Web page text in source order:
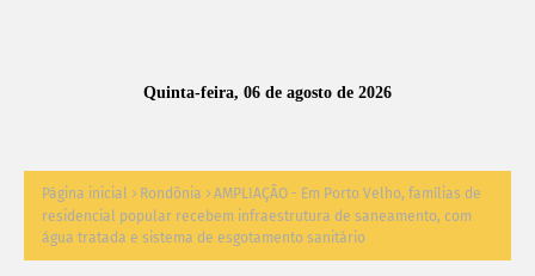
Quinta-feira, 06 de agosto de 2026
Página inicial Rondônia
AMPLIAÇÃO - Em Porto Velho, famílias de
residencial popular recebem infraestrutura de saneamento, com
água tratada e sistema de esgotamento sanitário